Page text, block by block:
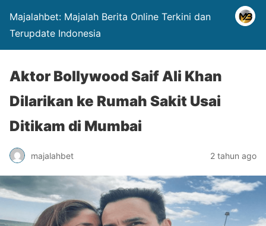
Majalahbet: Majalah Berita Online Terkini dan
Terupdate Indonesia
Aktor Bollywood Saif Ali Khan
Dilarikan ke Rumah Sakit Usai
Ditikam di Mumbai
majalahbet 2 tahun ago